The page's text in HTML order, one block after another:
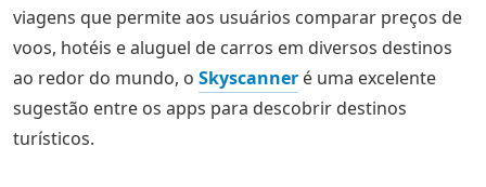
viagens que permite aos usuários comparar preços de
voos, hotéis e aluguel de carros em diversos destinos
ao redor do mundo, o Skyscanner é uma excelente
sugestão entre os apps para descobrir destinos
turísticos.